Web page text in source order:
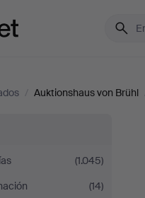
/ Auktionshaus von Brühl
(1.045)
(14)